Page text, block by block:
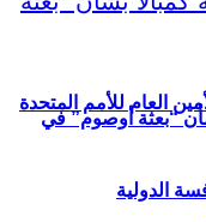
العام للأمم المتحدة
الدولية
“بعثة أوصوم” في